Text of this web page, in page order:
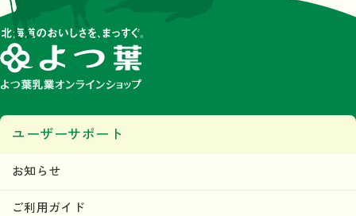
ユーザーサポート
お知らせ
ご利用ガイド